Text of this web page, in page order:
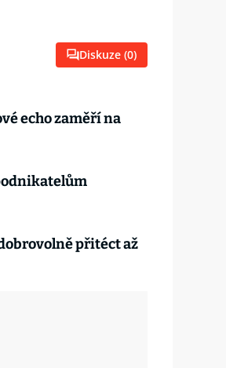
Diskuze (0)
echo zaměří na
přitéct až